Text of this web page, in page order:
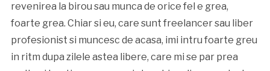
revenirea la birou sau munca de orice fel e grea,
foarte grea. Chiar si eu, care sunt freelancer sau liber
profesionist si muncesc de acasa, imi intru foarte greu
in ritm dupa zilele astea libere, care mi se par prea